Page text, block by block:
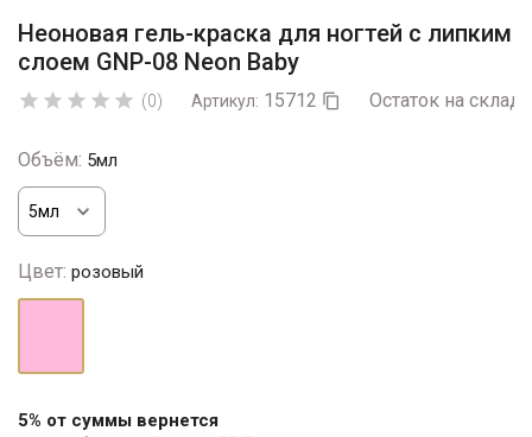
Неоновая гель-краска для ногтей с липким
слоем GNP-08 Neon Baby
     (0) Артикул: 15712  Остаток на
Объём: 5мл
Цвет: розовый
5% от суммы вернется